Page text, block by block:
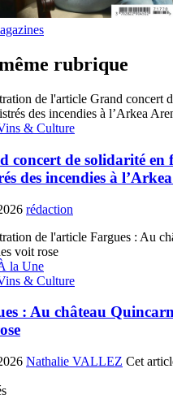
rubrique
& Culture
concert de solidarité en
des incendies à
rédaction
la Une
& Culture
: Au château
Nathalie VALLEZ Cet